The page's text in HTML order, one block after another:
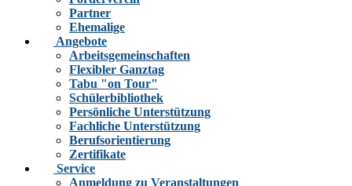
Partner
Ehemalige
Angebote
Arbeitsgemeinschaften
Flexibler Ganztag
Tabu "on Tour"
Schülerbibliothek
Persönliche Unterstützung
Fachliche Unterstützung
Berufsorientierung
Zertifikate
Service
Anmeldung zu Veranstaltungen